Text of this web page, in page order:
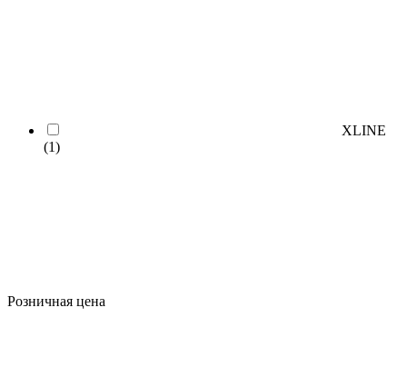
XLINE
(1)
Розничная цена